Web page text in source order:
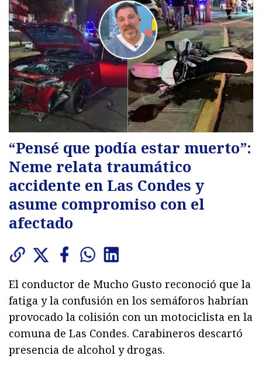
“Pensé que podía estar muerto”:
Neme relata traumático
accidente en Las Condes y
asume compromiso con el
afectado
El conductor de Mucho Gusto reconoció que la
fatiga y la confusión en los semáforos habrían
provocado la colisión con un motociclista en la
comuna de Las Condes. Carabineros descartó
presencia de alcohol y drogas.